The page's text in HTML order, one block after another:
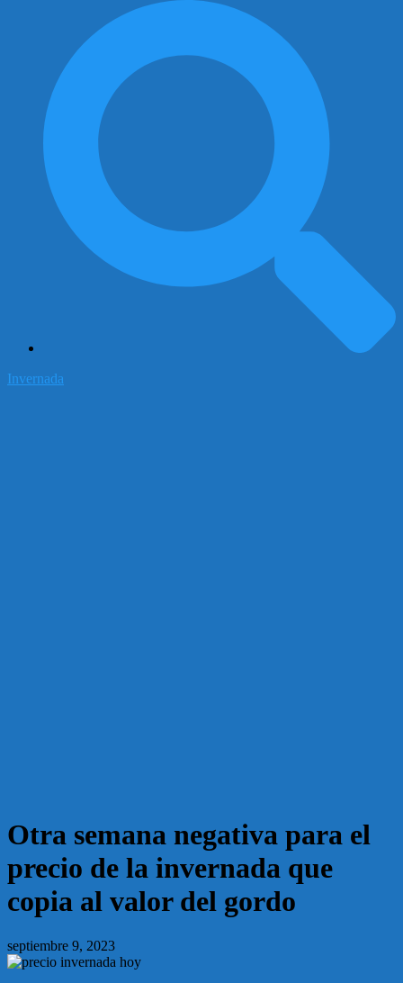
Invernada
Otra semana negativa para el
precio de la invernada que
copia al valor del gordo
septiembre 9, 2023